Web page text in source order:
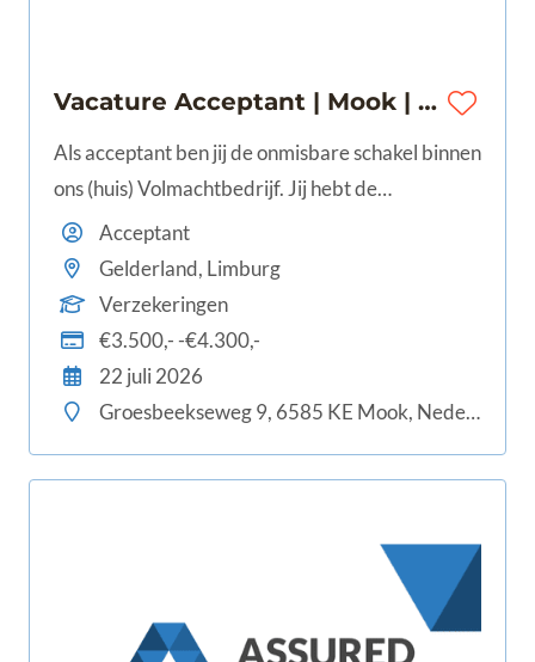
Vacature Acceptant | Mook | 28 - 40 uur | €3.500 - €4.300
Als acceptant ben jij de onmisbare schakel binnen
ons (huis) Volmachtbedrijf. Jij hebt de
bevoegdheid om namens verschillende
verzekeraars risico's te beoordelen en te
accepteren. Met jouw vakkennis en scherpe blik
beoordeel je aanvragen van je collega
relatiebeheerders snel en vakkundig.
Acceptant
Gelderland, Limburg
Verzekeringen
€3.500,- -€4.300,-
22 juli 2026
Groesbeekseweg 9, 6585 KE Mook, Nederland